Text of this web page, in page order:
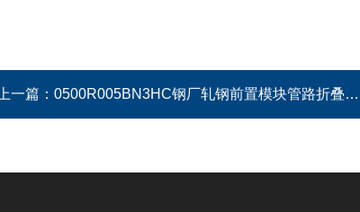
一篇： 0500R005BN3HC钢厂轧钢前置模块管路折叠式滤芯